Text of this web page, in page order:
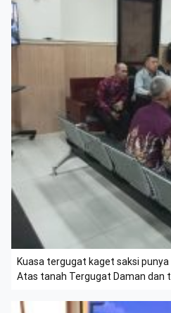
Kuasa tergugat kaget saksi punya
Atas tanah Tergugat Daman dan